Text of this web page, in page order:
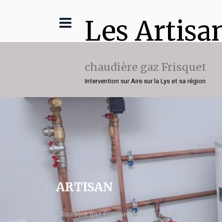
Les
chaudière gaz Frisquet
Intervention sur Aire sur la Lys et sa région
ARTISAN
chaudière gaz Frisquet Aire sur la Lys